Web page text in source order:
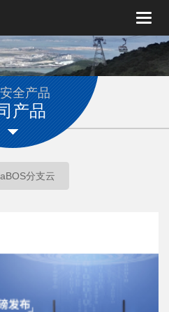
Toggle
全产品
产品
分支云